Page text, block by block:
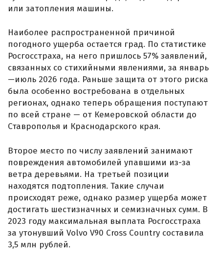
или затопления машины.
Наиболее распространенной причиной
погодного ущерба остается град. По статистике
Росгосстраха, на него пришлось 57% заявлений,
связанных со стихийными явлениями, за январь
—июль 2026 года. Раньше защита от этого риска
была особенно востребована в отдельных
регионах, однако теперь обращения поступают
по всей стране — от Кемеровской области до
Ставрополья и Краснодарского края.
Второе место по числу заявлений занимают
повреждения автомобилей упавшими из-за
ветра деревьями. На третьей позиции
находятся подтопления. Такие случаи
происходят реже, однако размер ущерба может
достигать шестизначных и семизначных сумм. В
2023 году максимальная выплата Росгосстраха
за утонувший Volvo V90 Cross Country составила
3,5 млн рублей.